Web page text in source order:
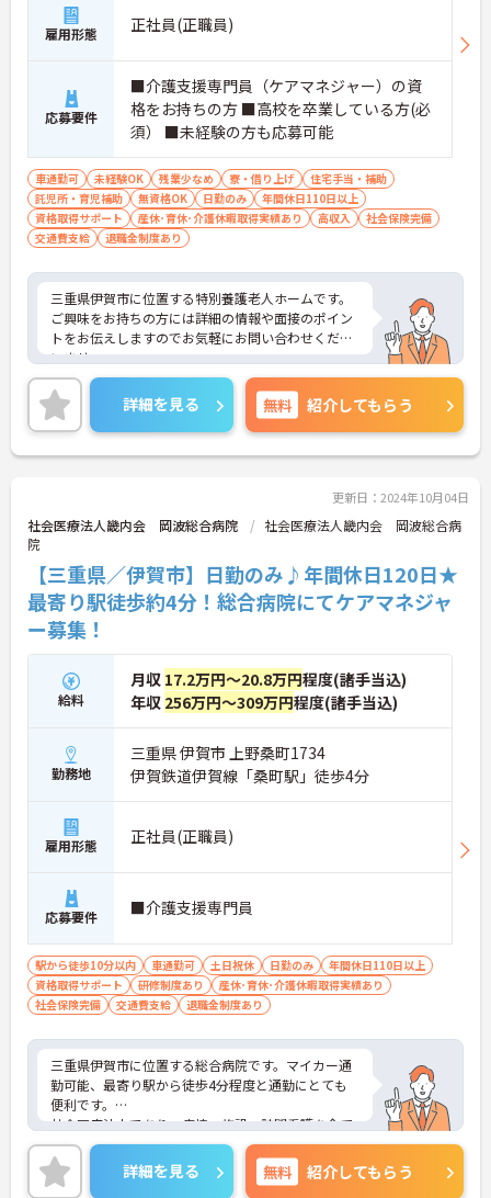
雇用形態 正社員(正職員)
応募要件
■介護支援専門員（ケアマネジャー）の資
格をお持ちの方 ■高校を卒業している方(必
須） ■未経験の方も応募可能
車通勤可 未経験OK 残業少なめ 寮・借り上げ
住宅手当・補助
託児所・育児補助
無資格OK 日勤のみ
年間休日110日以上
資格取得サポート
産休･育休･介護休暇取得実績あり 高収入
社会保険完備
交通費支給
退職金制度あり
三重県伊賀市に位置する特別養護老人ホームです。
ご興味をお持ちの方には詳細の情報や面接のポイン
トをお伝えしますのでお気軽にお問い合わせくださ
いませ。
詳細を見る 無料 紹介してもらう
更新日：2024年10月04日
社会医療法人畿内会 岡波総合病院
社会医療法人畿内会 岡波総合病
院
【三重県／伊賀市】日勤のみ♪年間休日120日★
最寄り駅徒歩約4分！総合病院にてケアマネジャ
ー募集！
給料
月収 17.2万円～20.8万円程度(諸手当込)
年収 256万円～309万円程度(諸手当込)
勤務地
三重県 伊賀市 上野桑町1734
伊賀鉄道伊賀線「桑町駅」徒歩4分
雇用形態 正社員(正職員)
応募要件 ■介護支援専門員
駅から徒歩10分以内 車通勤可 土日祝休 日勤のみ
年間休日110日以上
資格取得サポート
研修制度あり
産休･育休･介護休暇取得実績あり
社会保険完備
交通費支給 退職金制度あり
三重県伊賀市に位置する総合病院です。マイカー通
勤可能、最寄り駅から徒歩4分程度と通勤にとても
便利です。
社会医療法人であり、病棟・施設・訪問看護を全て
行ってる地域に密着した病院です。
年間休日120日以上なので、自分の時間を大切にし
たい方にぴったりです。また、基本のお休みが土日
詳細を見る 無料 紹介してもらう